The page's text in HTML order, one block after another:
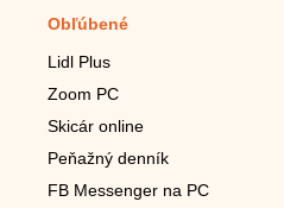
Obľúbené
Lidl Plus
Zoom PC
Skicár online
Peňažný denník
FB Messenger na PC